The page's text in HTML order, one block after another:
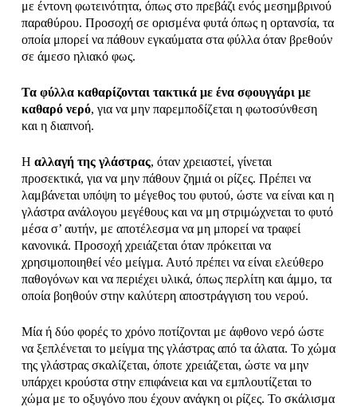
με έντονη φωτεινότητα, όπως στο πρεβάζι ενός μεσημβρινού
παραθύρου. Προσοχή σε ορισμένα φυτά όπως η ορτανσία, τα
οποία μπορεί να πάθουν εγκαύματα στα φύλλα όταν βρεθούν
σε άμεσο ηλιακό φως.
Τα φύλλα καθαρίζονται τακτικά με ένα σφουγγάρι με
καθαρό νερό, για να μην παρεμποδίζεται η φωτοσύνθεση
και η διαπνοή.
Η αλλαγή της γλάστρας, όταν χρειαστεί, γίνεται
προσεκτικά, για να μην πάθουν ζημιά οι ρίζες. Πρέπει να
λαμβάνεται υπόψη το μέγεθος του φυτού, ώστε να είναι και η
γλάστρα ανάλογου μεγέθους και να μη στριμώχνεται το φυτό
μέσα σ’ αυτήν, με αποτέλεσμα να μη μπορεί να τραφεί
κανονικά. Προσοχή χρειάζεται όταν πρόκειται να
χρησιμοποιηθεί νέο μείγμα. Αυτό πρέπει να είναι ελεύθερο
παθογόνων και να περιέχει υλικά, όπως περλίτη και άμμο, τα
οποία βοηθούν στην καλύτερη αποστράγγιση του νερού.
Μία ή δύο φορές το χρόνο ποτίζονται με άφθονο νερό ώστε
να ξεπλένεται το μείγμα της γλάστρας από τα άλατα. Το χώμα
της γλάστρας σκαλίζεται, όποτε χρειάζεται, ώστε να μην
υπάρχει κρούστα στην επιφάνεια και να εμπλουτίζεται το
χώμα με το οξυγόνο που έχουν ανάγκη οι ρίζες. Το σκάλισμα